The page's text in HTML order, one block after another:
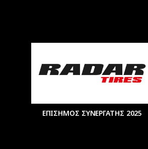
ΕΠΙΣΗΜΟΣ ΣΥΝΕΡΓΑΤΗΣ 2025